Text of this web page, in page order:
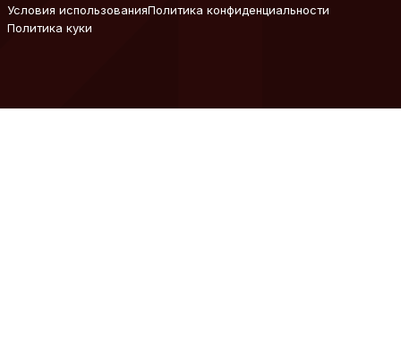
Условия использованияПолитика конфиденциальности
Политика куки